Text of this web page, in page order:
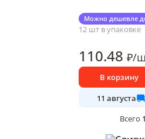
Можно дешевле
Сок АВС
12 шт в упаковке
110.48 ₽/
В корзину
11 августа
Всего 1